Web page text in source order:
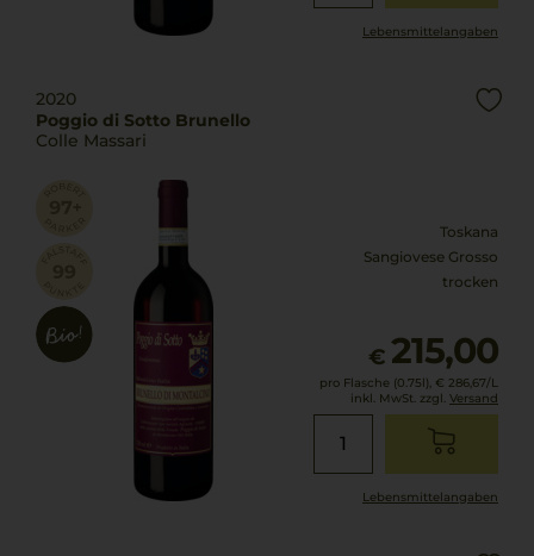
Lebensmittel­angaben
2020
Poggio di Sotto Brunello
Colle Massari
Toskana
Sangiovese Grosso
trocken
€ 215,00
pro Flasche (0.75l), € 286,67/L
inkl. MwSt. zzgl. Versand
Lebensmittel­angaben